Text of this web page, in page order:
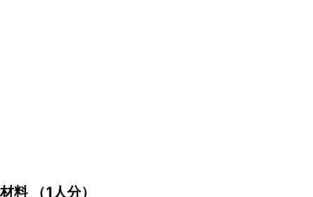
材料 （1人分）